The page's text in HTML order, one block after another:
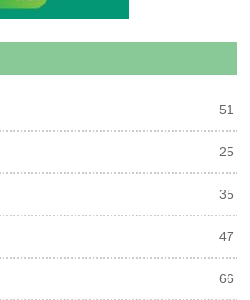
51
25
35
47
66